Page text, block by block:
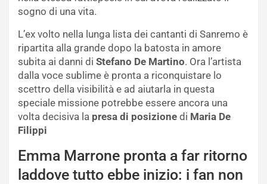
sogno di una vita.
L’ex volto nella lunga lista dei cantanti di Sanremo è
ripartita alla grande dopo la batosta in amore
subita ai danni di Stefano De Martino. Ora l’artista
dalla voce sublime è pronta a riconquistare lo
scettro della visibilità e ad aiutarla in questa
speciale missione potrebbe essere ancora una
volta decisiva la presa di posizione di Maria De
Filippi
Emma Marrone pronta a far ritorno
laddove tutto ebbe inizio: i fan non